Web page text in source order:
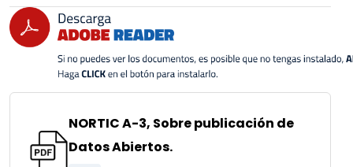
NORTIC A-3, Sobre publicación de
Datos Abiertos.